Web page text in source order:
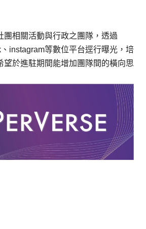
團相關活動與行政之團隊，透過
instagram等數位平台逕行曝光，培
望於進駐期間能增加團隊間的橫向思